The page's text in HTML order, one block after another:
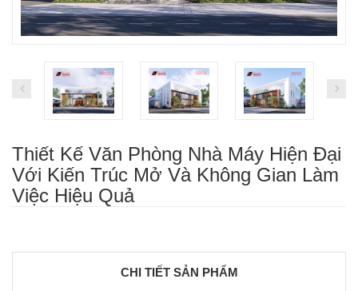
Thiết Kế Văn Phòng Nhà Máy Hiện Đại
Với Kiến Trúc Mở Và Không Gian Làm
Việc Hiệu Quả
CHI TIẾT SẢN PHẨM